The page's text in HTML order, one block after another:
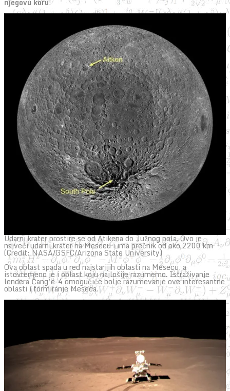
Udarni krater prostire se od Atikena do Južnog pola. Ovo je
najveći udarni krater na Mesecu i ima prečnik od oko 2200 km
(Credit: NASA/GSFC/Arizona State University)
Ova oblast spada u red najstarijih oblasti na Mesecu, a
istovremeno je i oblast koju najlošije razumemo. Istraživanje
lendera Čang’e-4 omogućiće bolje razumevanje ove interesantne
oblasti i formiranje Meseca.